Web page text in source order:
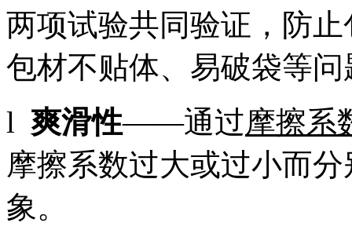
两项试验共同验证，防
包材不贴体、易破袋等问
l 爽滑性——通过摩擦系
摩擦系数过大或过小而
象。